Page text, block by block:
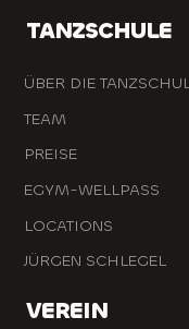
TANZSCHULE
ÜBER DIE
TEAM
PREISE
EGYM-WELLPASS
LOCATIONS
JÜRGEN SCHLEGEL
VEREIN